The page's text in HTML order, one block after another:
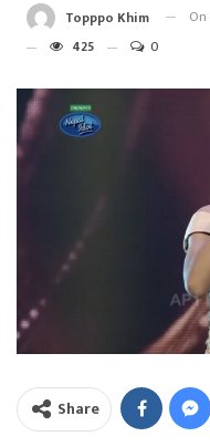
Topppo Khim On
425
0
Share